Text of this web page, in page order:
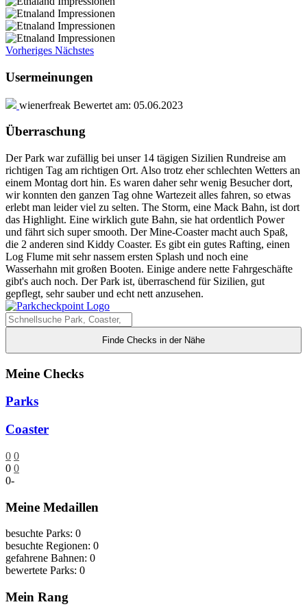
Vorheriges Nächstes
Usermeinungen
wienerfreak Bewertet am: 05.06.2023
Überraschung
Der Park war zufällig bei unser 14 tägigen Sizilien Rundreise am
richtigen Tag am richtigen Ort. Also trotz eher schlechten Wetters an
einem Montag dort hin. Es waren daher sehr wenig Besucher dort,
wir konnten den ganzen Tag ohne Wartezeit alles fahren, so etwas
erlebt man leider viel zu selten. The Storm, eine Mack Bahn, ist dort
das Highlight. Eine wirklich gute Bahn, sie hat ordentlich Power
und fährt sich super smooth. Der Mine-Coaster macht auch Spaß,
die 2 anderen sind Kiddy Coaster. Es gibt ein gutes Rafting, einen
Log Flume mit sehr nassem ersten Splash und noch eine
Wasserhahn mit großen Booten. Einige andere nette Fahrgeschäfte
gibt's auch noch. Der Park ist, überraschend für Sizilien, gut
gepflegt, sehr sauber und echt nett anzusehen.
Finde Checks in der Nähe
Meine Checks
Parks
Coaster
0 0
0 0
0-
Meine Medaillen
besuchte Parks: 0
besuchte Regionen: 0
gefahrene Bahnen: 0
bewertete Parks: 0
Mein Rang